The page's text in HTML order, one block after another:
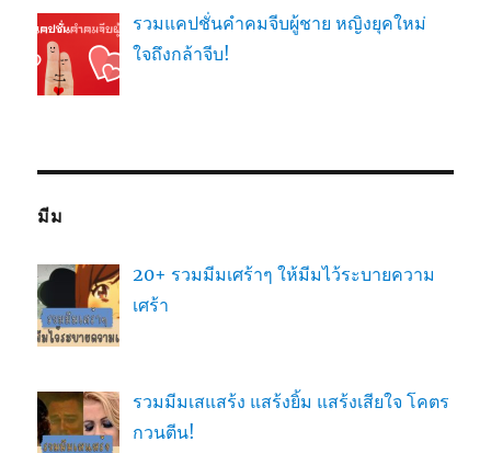
รวมแคปชั่นคำคมจีบผู้ชาย หญิงยุคใหม่
ใจถึงกล้าจีบ!
มีม
20+ รวมมีมเศร้าๆ ให้มีมไว้ระบายความ
เศร้า
รวมมีมเสแสร้ง แสร้งยิ้ม แสร้งเสียใจ โคตร
กวนตีน!